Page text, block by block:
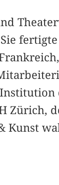
Zürich,
Kunst